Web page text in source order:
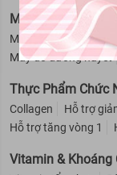
Máy Theo Dõi Sức
Máy đo SpO2 Máy
Máy đo đường huyết
Thực Phẩm Chức
Collagen Hỗ trợ
Hỗ trợ tăng vòng 1
Vitamin & Khoáng